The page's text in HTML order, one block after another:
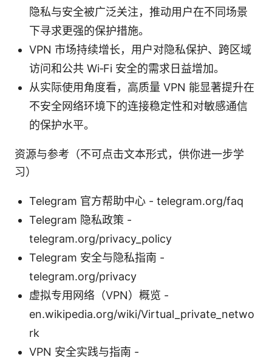
隐私与安全被广泛关注，推动用户在不同场景
下寻求更强的保护措施。
VPN 市场持续增长，用户对隐私保护、跨区域
访问和公共 Wi‑Fi 安全的需求日益增加。
从实际使用角度看，高质量 VPN 能显著提升在
不安全网络环境下的连接稳定性和对敏感通信
的保护水平。
资源与参考（不可点击文本形式，供你进一步学
习）
Telegram 官方帮助中心 - telegram.org/faq
Telegram 隐私政策 -
telegram.org/privacy_policy
Telegram 安全与隐私指南 -
telegram.org/privacy
虚拟专用网络（VPN）概览 -
en.wikipedia.org/wiki/Virtual_private_netwo
rk
VPN 安全实践与指南 -